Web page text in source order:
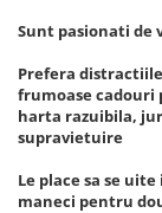
Sunt pasionati de
Prefera distractiile
frumoase cadouri
harta razuibila,
supravietuire
Le place sa se
maneci pentru